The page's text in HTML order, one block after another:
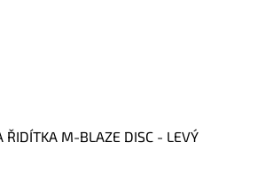
ŘIDÍTKA M-BLAZE DISC - LEVÝ